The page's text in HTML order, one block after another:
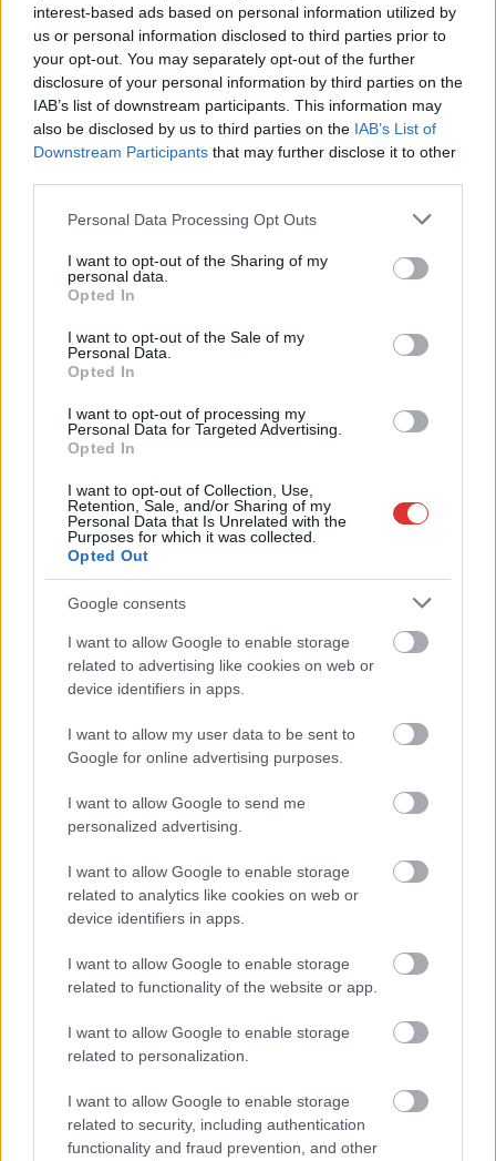
interest-based ads based on personal information utilized by
us or personal information disclosed to third parties prior to
your opt-out. You may separately opt-out of the further
disclosure of your personal information by third parties on the
IAB’s list of downstream participants. This information may
also be disclosed by us to third parties on the IAB’s List of
Downstream Participants that may further disclose it to other
Please note that this website/app uses one or more Google
not limited to your visit or usage behaviour. You may click to
grant or deny consent to Google and its third-party tags to
use your data for below specified purposes in below Google
consent section.
Personal Data Processing Opt Outs
I want to opt-out of the Sharing of my
personal data.
Opted In
I want to opt-out of the Sale of my
Personal Data.
Opted In
I want to opt-out of processing my
Personal Data for Targeted Advertising.
Opted In
I want to opt-out of Collection, Use,
Retention, Sale, and/or Sharing of my
Personal Data that Is Unrelated with the
Purposes for which it was collected.
Opted Out
Google consents
I want to allow Google to enable storage
related to advertising like cookies on web or
device identifiers in apps.
I want to allow my user data to be sent to
Google for online advertising purposes.
I want to allow Google to send me
personalized advertising.
I want to allow Google to enable storage
related to analytics like cookies on web or
device identifiers in apps.
I want to allow Google to enable storage
related to functionality of the website or app.
I want to allow Google to enable storage
related to personalization.
I want to allow Google to enable storage
related to security, including authentication
functionality and fraud prevention, and other
TOVÁBB OLVASOM
JNSZ megyei hírek bíróság ,büntetés,büntetőfékezés,eltiltás ,ítélet
Karcag
választásokon
2022.03.05. Kiss Lajos
indulását, de ez csak
még hány ilyen
embere lehet a földből
a semmiből kinövő
pártnak, ahol az aláírásokkal manipuláltak? Mindent megtesz
a Fidesz hatalmának megtartásáért, ne legyenek illúzióink, a
legjobban Orbán Viktornak érdeke az ellene leadott
szavazatok elaprózódása. Mínusz egy kamujelölt:
fellebbezésünk után másodfokon eltiltották az indulástól a
pornómilliárdos Gattyán józsefvárosi jelöltjét az érvénytelen
aláírások miatt – írta Facebook-oldalán Jámbor András, a
Budapest 6. választókerület közös ellenzéki jelöltje. A Gattyán
György-féle Megoldás Mozgalom párt a választókerületben
Ungár Dánielt akarta indítani.…
TOVÁBB OLVASOM
jászsági férfi
Még közlekedési
most már rendőrkézen
a vezetéstől egyébként
eltiltott férfi. A jászsági